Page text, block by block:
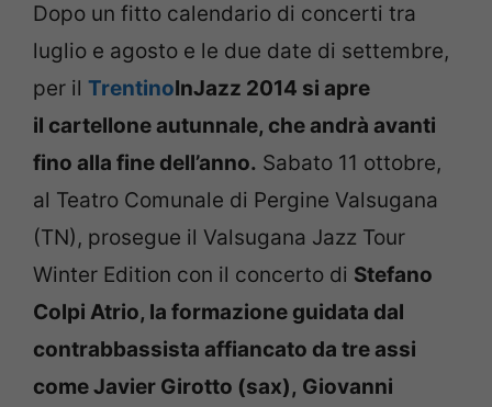
Dopo un fitto calendario di concerti tra
luglio e agosto e le due date di settembre,
per il TrentinoInJazz 2014 si apre
il cartellone autunnale, che andrà avanti
fino alla fine dell’anno. Sabato 11 ottobre,
al Teatro Comunale di Pergine Valsugana
(TN), prosegue il Valsugana Jazz Tour
Winter Edition con il concerto di Stefano
Colpi Atrio, la formazione guidata dal
contrabbassista affiancato da tre assi
come Javier Girotto (sax), Giovanni